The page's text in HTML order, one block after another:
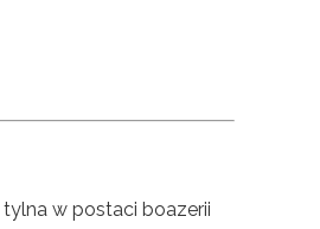
w postaci boazerii